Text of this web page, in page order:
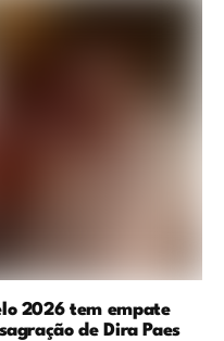
2026 tem empate
de Dira Paes